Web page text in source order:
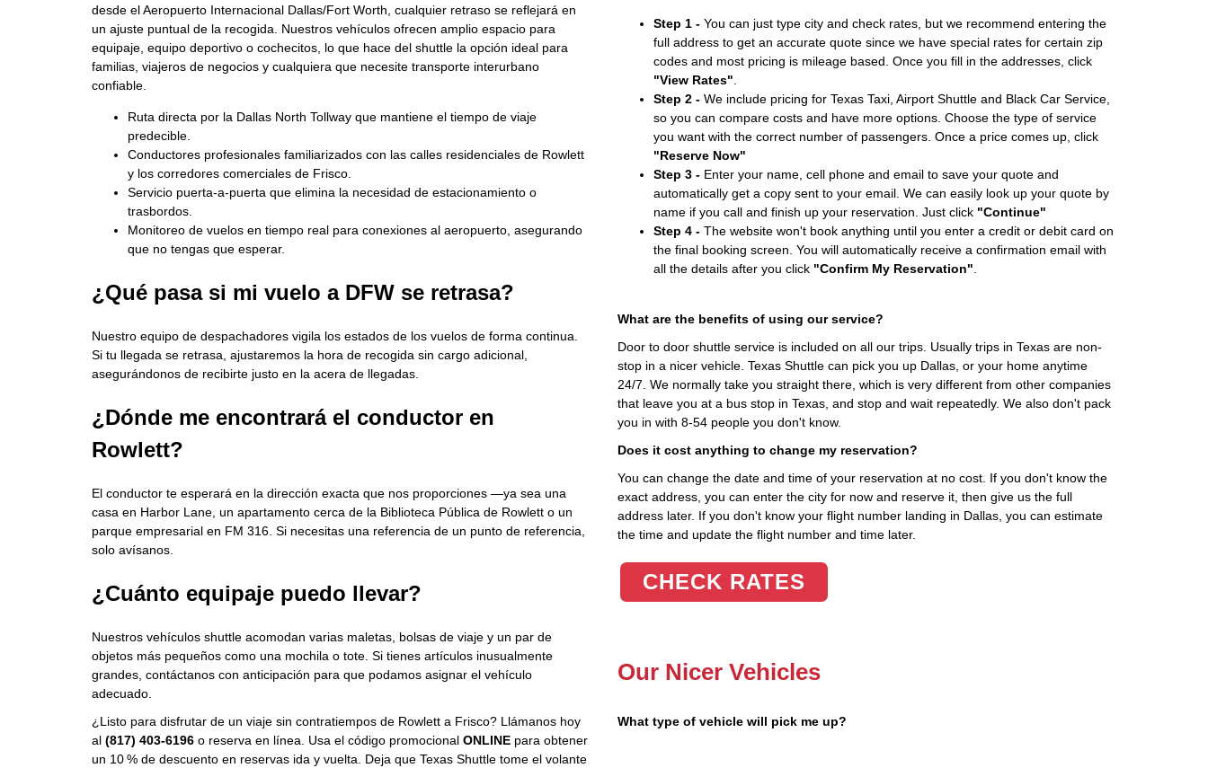
desde el Aeropuerto Internacional Dallas/Fort Worth, cualquier retraso se reflejará en
un ajuste puntual de la recogida. Nuestros vehículos ofrecen amplio espacio para
equipaje, equipo deportivo o cochecitos, lo que hace del shuttle la opción ideal para
familias, viajeros de negocios y cualquiera que necesite transporte interurbano
confiable.
Ruta directa por la Dallas North Tollway que mantiene el tiempo de viaje
predecible.
Conductores profesionales familiarizados con las calles residenciales de Rowlett
y los corredores comerciales de Frisco.
Servicio puerta‑a‑puerta que elimina la necesidad de estacionamiento o
trasbordos.
Monitoreo de vuelos en tiempo real para conexiones al aeropuerto, asegurando
que no tengas que esperar.
¿Qué pasa si mi vuelo a DFW se retrasa?
Nuestro equipo de despachadores vigila los estados de los vuelos de forma continua.
Si tu llegada se retrasa, ajustaremos la hora de recogida sin cargo adicional,
asegurándonos de recibirte justo en la acera de llegadas.
¿Dónde me encontrará el conductor en
Rowlett?
El conductor te esperará en la dirección exacta que nos proporciones —ya sea una
casa en Harbor Lane, un apartamento cerca de la Biblioteca Pública de Rowlett o un
parque empresarial en FM 316. Si necesitas una referencia de un punto de referencia,
solo avísanos.
¿Cuánto equipaje puedo llevar?
Nuestros vehículos shuttle acomodan varias maletas, bolsas de viaje y un par de
objetos más pequeños como una mochila o tote. Si tienes artículos inusualmente
grandes, contáctanos con anticipación para que podamos asignar el vehículo
adecuado.
¿Listo para disfrutar de un viaje sin contratiempos de Rowlett a Frisco? Llámanos hoy
al (817) 403-6196 o reserva en línea. Usa el código promocional ONLINE para obtener
un 10 % de descuento en reservas ida y vuelta. Deja que Texas Shuttle tome el volante
Step 1 -You can just type city and check rates, but we recommend entering the
full address to get an accurate quote since we have special rates for certain zip
codes and most pricing is mileage based. Once you fill in the addresses, click
"View Rates"
Step 2 -We include pricing for Texas Taxi, Airport Shuttle and Black Car Service,
so you can compare costs and have more options. Choose the type of service
you want with the correct number of passengers. Once a price comes up, click
"Reserve Now"
Step 3 -Enter your name, cell phone and email to save your quote and
automatically get a copy sent to your email. We can easily look up your quote by
name if you call and finish up your reservation. Just click "Continue"
Step 4 -The website won't book anything until you enter a credit or debit card on
the final booking screen. You will automatically receive a confirmation email with
all the details after you click "Confirm My Reservation"
What are the benefits of using our service?
Door to door shuttle service is included on all our trips. Usually trips in Texas are non-
stop in a nicer vehicle. Texas Shuttle can pick you up Dallas, or your home anytime
24/7. We normally take you straight there, which is very different from other companies
that leave you at a bus stop in Texas, and stop and wait repeatedly. We also don't pack
you in with 8-54 people you don't know.
Does it cost anything to change my reservation?
You can change the date and time of your reservation at no cost. If you don't know the
exact address, you can enter the city for now and reserve it, then give us the full
address later. If you don't know your flight number landing in Dallas, you can estimate
the time and update the flight number and time later.
CHECK RATES
Our Nicer Vehicles
What type of vehicle will pick me up?